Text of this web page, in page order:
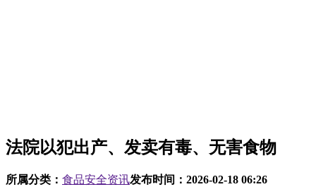
法院以犯出产、发卖有毒、无害食物
所属分类： 食品安全资讯发布时间： 2026-02-18 06:26